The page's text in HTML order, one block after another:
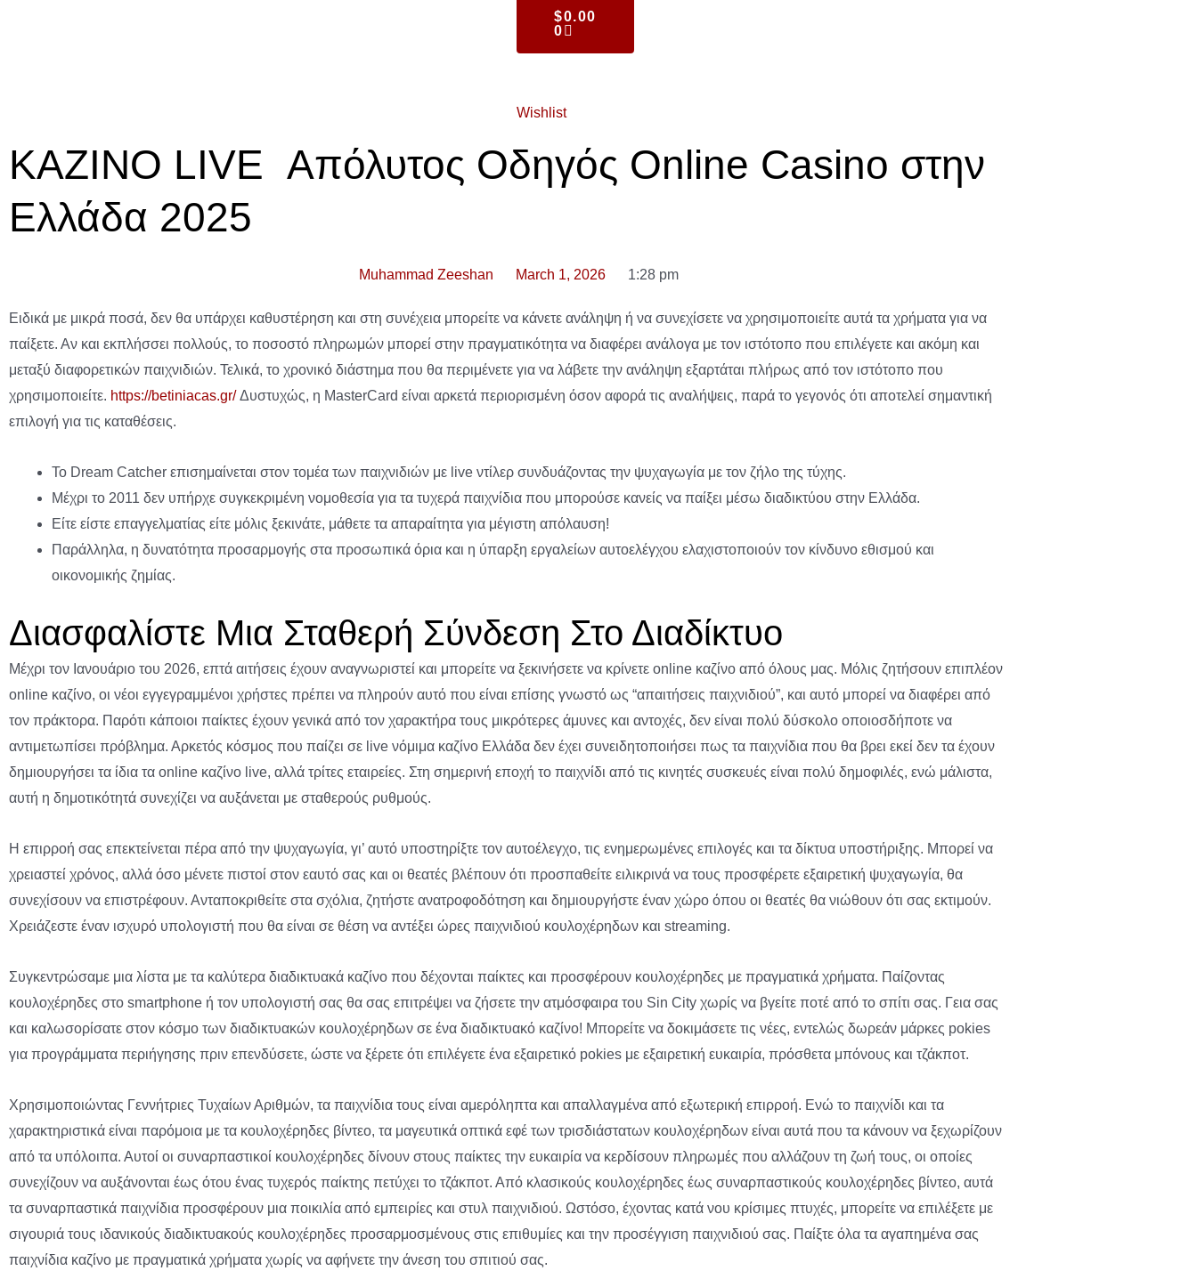
$0.00
0
Wishlist
ΚΑΖΙΝΟ LIVE ️ Απόλυτος Οδηγός Online Casino στην
Ελλάδα 2025
Muhammad Zeeshan March 1, 2026 1:28 pm
Ειδικά με μικρά ποσά, δεν θα υπάρχει καθυστέρηση και στη συνέχεια μπορείτε να κάνετε ανάληψη ή να συνεχίσετε να χρησιμοποιείτε αυτά τα χρήματα για να
παίξετε. Αν και εκπλήσσει πολλούς, το ποσοστό πληρωμών μπορεί στην πραγματικότητα να διαφέρει ανάλογα με τον ιστότοπο που επιλέγετε και ακόμη και
μεταξύ διαφορετικών παιχνιδιών. Τελικά, το χρονικό διάστημα που θα περιμένετε για να λάβετε την ανάληψη εξαρτάται πλήρως από τον ιστότοπο που
χρησιμοποιείτε. https://betiniacas.gr/Δυστυχώς, η MasterCard είναι αρκετά περιορισμένη όσον αφορά τις αναλήψεις, παρά το γεγονός ότι αποτελεί σημαντική
επιλογή για τις καταθέσεις.
Το Dream Catcher επισημαίνεται στον τομέα των παιχνιδιών με live ντίλερ συνδυάζοντας την ψυχαγωγία με τον ζήλο της τύχης.
Μέχρι το 2011 δεν υπήρχε συγκεκριμένη νομοθεσία για τα τυχερά παιχνίδια που μπορούσε κανείς να παίξει μέσω διαδικτύου στην Ελλάδα.
Είτε είστε επαγγελματίας είτε μόλις ξεκινάτε, μάθετε τα απαραίτητα για μέγιστη απόλαυση!
Παράλληλα, η δυνατότητα προσαρμογής στα προσωπικά όρια και η ύπαρξη εργαλείων αυτοελέγχου ελαχιστοποιούν τον κίνδυνο εθισμού και
οικονομικής ζημίας.
Διασφαλίστε Μια Σταθερή Σύνδεση Στο Διαδίκτυο
Μέχρι τον Ιανουάριο του 2026, επτά αιτήσεις έχουν αναγνωριστεί και μπορείτε να ξεκινήσετε να κρίνετε online καζίνο από όλους μας. Μόλις ζητήσουν επιπλέον
online καζίνο, οι νέοι εγγεγραμμένοι χρήστες πρέπει να πληρούν αυτό που είναι επίσης γνωστό ως “απαιτήσεις παιχνιδιού”, και αυτό μπορεί να διαφέρει από
τον πράκτορα. Παρότι κάποιοι παίκτες έχουν γενικά από τον χαρακτήρα τους μικρότερες άμυνες και αντοχές, δεν είναι πολύ δύσκολο οποιοσδήποτε να
αντιμετωπίσει πρόβλημα. Αρκετός κόσμος που παίζει σε live νόμιμα καζίνο Ελλάδα δεν έχει συνειδητοποιήσει πως τα παιχνίδια που θα βρει εκεί δεν τα έχουν
δημιουργήσει τα ίδια τα online καζίνο live, αλλά τρίτες εταιρείες. Στη σημερινή εποχή το παιχνίδι από τις κινητές συσκευές είναι πολύ δημοφιλές, ενώ μάλιστα,
αυτή η δημοτικότητά συνεχίζει να αυξάνεται με σταθερούς ρυθμούς.
Η επιρροή σας επεκτείνεται πέρα από την ψυχαγωγία, γι’ αυτό υποστηρίξτε τον αυτοέλεγχο, τις ενημερωμένες επιλογές και τα δίκτυα υποστήριξης. Μπορεί να
χρειαστεί χρόνος, αλλά όσο μένετε πιστοί στον εαυτό σας και οι θεατές βλέπουν ότι προσπαθείτε ειλικρινά να τους προσφέρετε εξαιρετική ψυχαγωγία, θα
συνεχίσουν να επιστρέφουν. Ανταποκριθείτε στα σχόλια, ζητήστε ανατροφοδότηση και δημιουργήστε έναν χώρο όπου οι θεατές θα νιώθουν ότι σας εκτιμούν.
Χρειάζεστε έναν ισχυρό υπολογιστή που θα είναι σε θέση να αντέξει ώρες παιχνιδιού κουλοχέρηδων και streaming.
Συγκεντρώσαμε μια λίστα με τα καλύτερα διαδικτυακά καζίνο που δέχονται παίκτες και προσφέρουν κουλοχέρηδες με πραγματικά χρήματα. Παίζοντας
κουλοχέρηδες στο smartphone ή τον υπολογιστή σας θα σας επιτρέψει να ζήσετε την ατμόσφαιρα του Sin City χωρίς να βγείτε ποτέ από το σπίτι σας. Γεια σας
και καλωσορίσατε στον κόσμο των διαδικτυακών κουλοχέρηδων σε ένα διαδικτυακό καζίνο! Μπορείτε να δοκιμάσετε τις νέες, εντελώς δωρεάν μάρκες pokies
για προγράμματα περιήγησης πριν επενδύσετε, ώστε να ξέρετε ότι επιλέγετε ένα εξαιρετικό pokies με εξαιρετική ευκαιρία, πρόσθετα μπόνους και τζάκποτ.
Χρησιμοποιώντας Γεννήτριες Τυχαίων Αριθμών, τα παιχνίδια τους είναι αμερόληπτα και απαλλαγμένα από εξωτερική επιρροή. Ενώ το παιχνίδι και τα
χαρακτηριστικά είναι παρόμοια με τα κουλοχέρηδες βίντεο, τα μαγευτικά οπτικά εφέ των τρισδιάστατων κουλοχέρηδων είναι αυτά που τα κάνουν να ξεχωρίζουν
από τα υπόλοιπα. Αυτοί οι συναρπαστικοί κουλοχέρηδες δίνουν στους παίκτες την ευκαιρία να κερδίσουν πληρωμές που αλλάζουν τη ζωή τους, οι οποίες
συνεχίζουν να αυξάνονται έως ότου ένας τυχερός παίκτης πετύχει το τζάκποτ. Από κλασικούς κουλοχέρηδες έως συναρπαστικούς κουλοχέρηδες βίντεο, αυτά
τα συναρπαστικά παιχνίδια προσφέρουν μια ποικιλία από εμπειρίες και στυλ παιχνιδιού. Ωστόσο, έχοντας κατά νου κρίσιμες πτυχές, μπορείτε να επιλέξετε με
σιγουριά τους ιδανικούς διαδικτυακούς κουλοχέρηδες προσαρμοσμένους στις επιθυμίες και την προσέγγιση παιχνιδιού σας. Παίξτε όλα τα αγαπημένα σας
παιχνίδια καζίνο με πραγματικά χρήματα χωρίς να αφήνετε την άνεση του σπιτιού σας.